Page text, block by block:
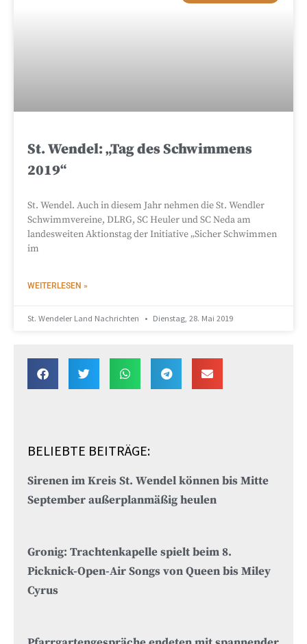
St. Wendel: „Tag des Schwimmens
2019“
St. Wendel. Auch in diesem Jahr nehmen die St. Wendler
Schwimmvereine, DLRG, SC Heuler und SC Neda am
landesweiten Aktionstag der Initiative „Sicher Schwimmen
im
WEITERLESEN »
St. Wendeler Land Nachrichten Dienstag, 28. Mai 2019
BELIEBTE BEITRÄGE:
Sirenen im Kreis St. Wendel können bis Mitte
September außerplanmäßig heulen
Gronig: Trachtenkapelle spielt beim 8.
Picknick-Open-Air Songs von Queen bis Miley
Cyrus